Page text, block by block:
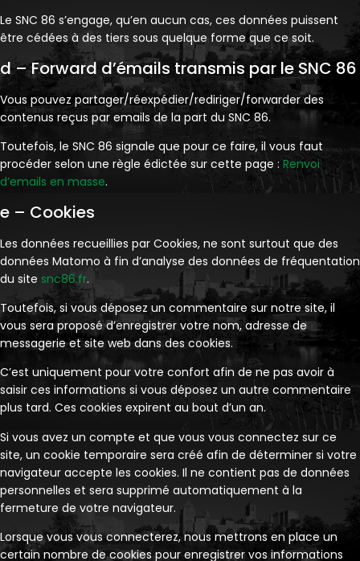
Le SNC 86 s’engage, qu’en aucun cas, ces données puissent
être cédées à des tiers sous quelque forme que ce soit.
d – Forward d’émails transmis par le SNC 86
Vous pouvez partager/réexpédier/rediriger/forwarder des
contenus reçus par emails de la part du SNC 86.
Toutefois, le SNC 86 signale que pour ce faire, il vous faut
procéder selon une règle édictée sur cette page : Renvoi
d’emails en masse.
e – Cookies
Les données recueillies par Cookies, ne sont surtout que des
données Matomo à fin d’analyse des données de fréquentation
du site snc86.fr.
Toutefois, si vous déposez un commentaire sur notre site, il
vous sera proposé d’enregistrer votre nom, adresse de
messagerie et site web dans des cookies.
C’est uniquement pour votre confort afin de ne pas avoir à
saisir ces informations si vous déposez un autre commentaire
plus tard. Ces cookies expirent au bout d’un an.
Si vous avez un compte et que vous vous connectez sur ce
site, un cookie temporaire sera créé afin de déterminer si votre
navigateur accepte les cookies. Il ne contient pas de données
personnelles et sera supprimé automatiquement à la
fermeture de votre navigateur.
Lorsque vous vous connecterez, nous mettrons en place un
certain nombre de cookies pour enregistrer vos informations